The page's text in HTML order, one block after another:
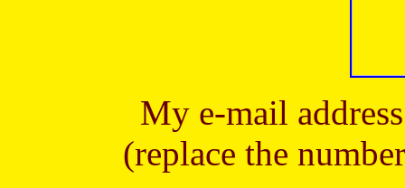
My e-mail
(replace the